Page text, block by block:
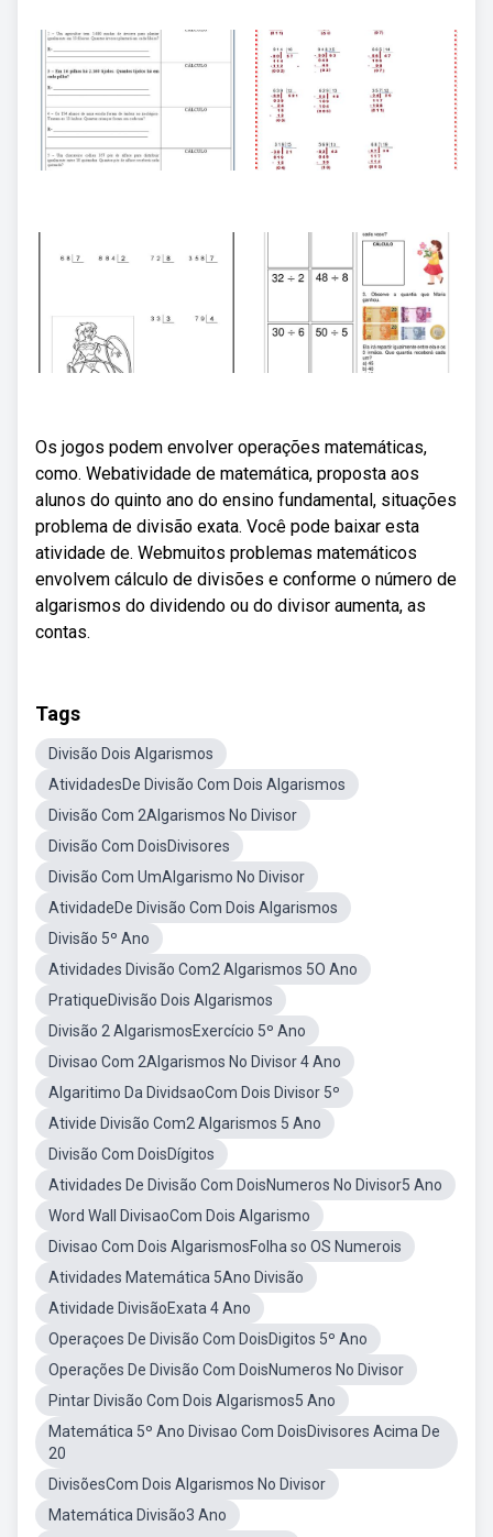
Os jogos podem envolver operações matemáticas,
como. Webatividade de matemática, proposta aos
alunos do quinto ano do ensino fundamental, situações
problema de divisão exata. Você pode baixar esta
atividade de. Webmuitos problemas matemáticos
envolvem cálculo de divisões e conforme o número de
algarismos do dividendo ou do divisor aumenta, as
contas.
Tags
Divisão Dois Algarismos
AtividadesDe Divisão Com Dois Algarismos
Divisão Com 2Algarismos No Divisor
Divisão Com DoisDivisores
Divisão Com UmAlgarismo No Divisor
AtividadeDe Divisão Com Dois Algarismos
Divisão 5º Ano
Atividades Divisão Com2 Algarismos 5O Ano
PratiqueDivisão Dois Algarismos
Divisão 2 AlgarismosExercício 5º Ano
Divisao Com 2Algarismos No Divisor 4 Ano
Algaritimo Da DividsaoCom Dois Divisor 5º
Ativide Divisão Com2 Algarismos 5 Ano
Divisão Com DoisDígitos
Atividades De Divisão Com DoisNumeros No Divisor5 Ano
Word Wall DivisaoCom Dois Algarismo
Divisao Com Dois AlgarismosFolha so OS Numerois
Atividades Matemática 5Ano Divisão
Atividade DivisãoExata 4 Ano
Operaçoes De Divisão Com DoisDigitos 5º Ano
Operações De Divisão Com DoisNumeros No Divisor
Pintar Divisão Com Dois Algarismos5 Ano
Matemática 5º Ano Divisao Com DoisDivisores Acima De
20
DivisõesCom Dois Algarismos No Divisor
Matemática Divisão3 Ano